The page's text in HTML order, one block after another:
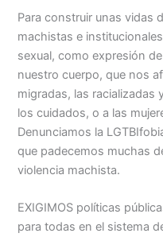
Para construir unas vidas
machistas e
sexual, como expresión
nuestro cuerpo, que nos
migradas, las racializadas
los cuidados, o a las
Denunciamos la
que padecemos muchas
violencia machista.
EXIGIMOS políticas
para todas en el sistema